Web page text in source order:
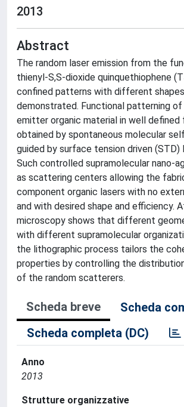
2013
Abstract
The random laser emission from the
thienyl-S,S-dioxide quinquethiophene
confined patterns with different
demonstrated. Functional patterning
emitter organic material in well defined
obtained by spontaneous molecular
guided by surface tension driven (STD)
Such controlled supramolecular nano-
as scattering centers allowing the
component organic lasers with no
and with desired shape and efficiency.
microscopy shows that different
with different supramolecular
the lithographic process tailors the
properties by controlling the
of the random scatterers.
Scheda breve
Scheda
Scheda completa (DC)
Anno
2013
Strutture organizzative